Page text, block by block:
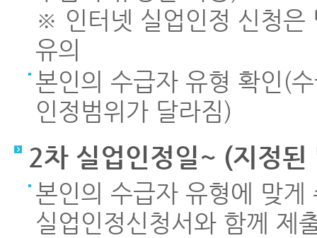
※ 인터넷 실업인정 신청
유의
본인의 수급자 유형 확인(
인정범위가 달라짐)
2차 실업인정일~ (지정
본인의 수급자 유형에 맞
실업인정신청서와 함께 제